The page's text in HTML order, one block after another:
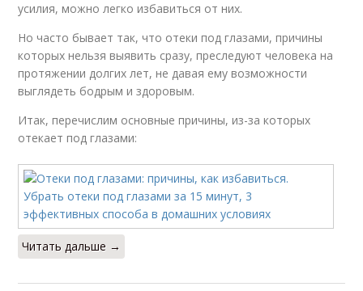
усилия, можно легко избавиться от них.
Но часто бывает так, что отеки под глазами, причины
которых нельзя выявить сразу, преследуют человека на
протяжении долгих лет, не давая ему возможности
выглядеть бодрым и здоровым.
Итак, перечислим основные причины, из-за которых
отекает под глазами:
Читать дальше →